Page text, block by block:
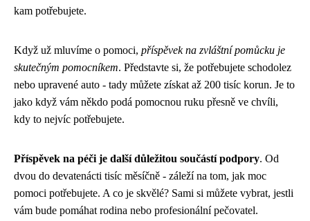
kam potřebujete.
Když už mluvíme o pomoci, příspěvek na zvláštní pomůcku je
skutečným pomocníkem. Představte si, že potřebujete schodolez
nebo upravené auto - tady můžete získat až 200 tisíc korun. Je to
jako když vám někdo podá pomocnou ruku přesně ve chvíli,
kdy to nejvíc potřebujete.
Příspěvek na péči je další důležitou součástí podpory. Od
dvou do devatenácti tisíc měsíčně - záleží na tom, jak moc
pomoci potřebujete. A co je skvělé? Sami si můžete vybrat, jestli
vám bude pomáhat rodina nebo profesionální pečovatel.